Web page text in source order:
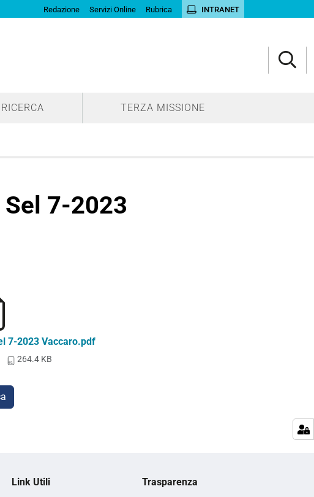
Redazione Servizi Online Rubrica INTRANET
RICERCA TERZA MISSIONE
7-2023
7-2023 Vaccaro.pdf
264.4 KB
Link Utili
Trasparenza